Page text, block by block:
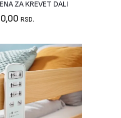
ZA KREVET DALI
RSD.